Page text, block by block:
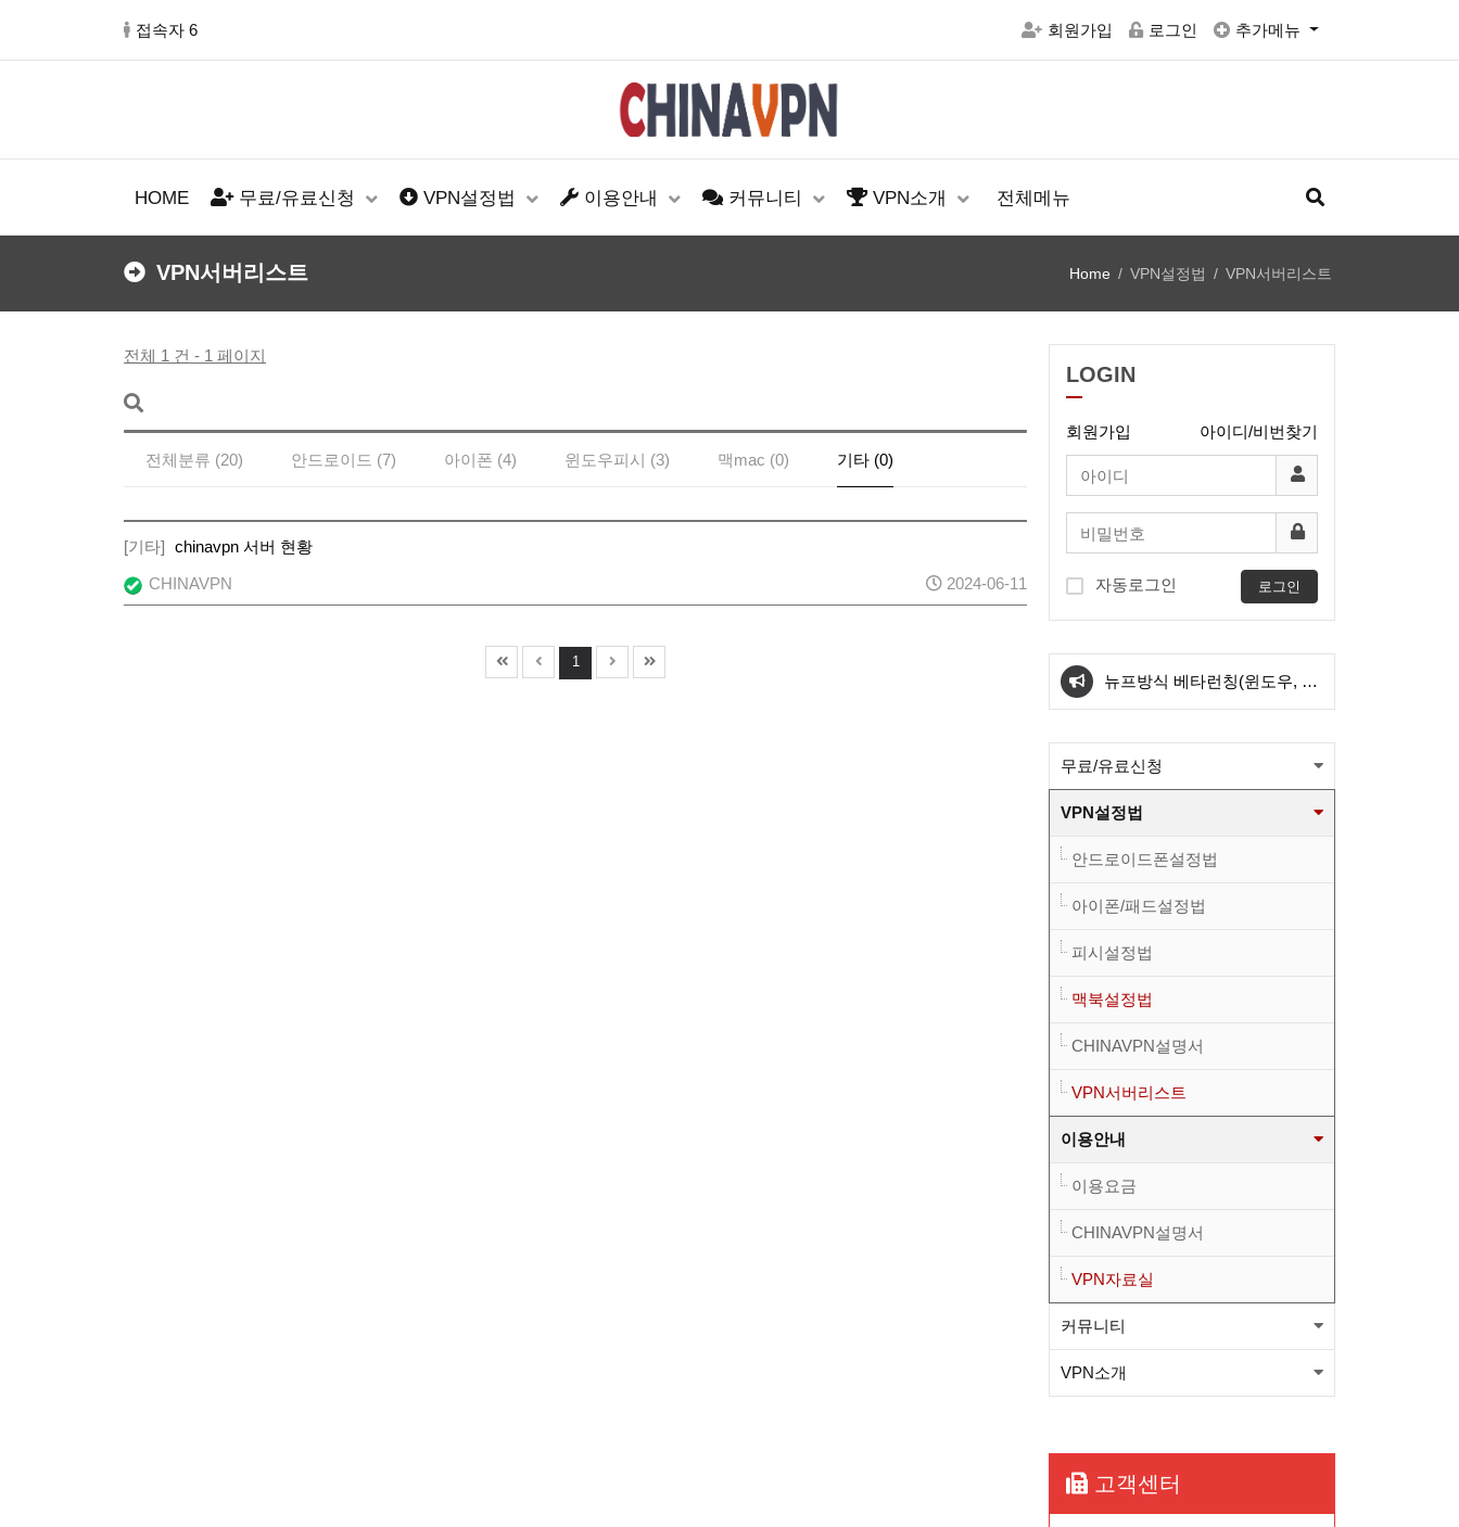
접속자 6 회원가입 로그인 추가메뉴
HOME 무료/유료신청 VPN설정법 이용안내 커뮤니티 VPN소개 전체메뉴
VPN서버리스트 Home VPN설정법 VPN서버리스트
전체 1 건 - 1 페이지
전체분류 (20) 안드로이드 (7) 아이폰 (4) 윈도우피시 (3) 맥mac (0) 기타 (0)
[기타] chinavpn 서버 현황
CHINAVPN
2024-06-11
1
LOGIN
회원가입 아이디/비번찾기
자동로그인 로그인
아이폰 전용서버 신설
뉴프방식 베타런칭(윈도우, 안
공지
KT서버 삭제 예정공지
와이드 방식 sk1번/sk2번
니다.(적용법본문참고)
이 변경 되었습니다.(적용법본
문참고)
와이드 방식 sk1번/sk2번
OVPN파일이 업그레드 되었습
니다.(적용법본문참고)
아이폰 전용서버 신설
뉴프방식 베타런칭(윈도우, 안
공지
KT서버 삭제 예정공지
와이드 방식 sk1번/sk2번
니다.(적용법본문참고)
이 변경 되었습니다.(적용법본
문참고)
와이드 방식 sk1번/sk2번
OVPN파일이 업그레드 되었습
니다.(적용법본문참고)
무료/유료신청
VPN설정법
안드로이드폰설정법
아이폰/패드설정법
피시설정법
맥북설정법
CHINAVPN설명서
VPN서버리스트
이용안내
이용요금
CHINAVPN설명서
VPN자료실
커뮤니티
VPN소개
고객센터